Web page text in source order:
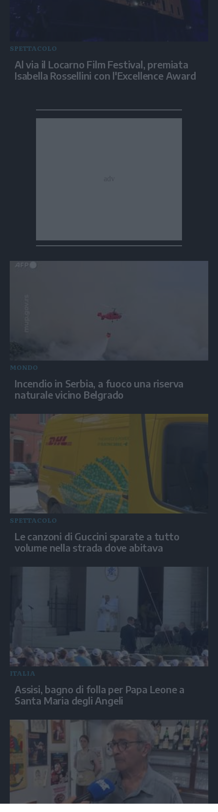
SPETTACOLO
Al via il Locarno Film Festival, premiata
Isabella Rossellini con l'Excellence Award
MONDO
Incendio in Serbia, a fuoco una riserva
naturale vicino Belgrado
SPETTACOLO
Le canzoni di Guccini sparate a tutto
volume nella strada dove abitava
ITALIA
Assisi, bagno di folla per Papa Leone a
Santa Maria degli Angeli